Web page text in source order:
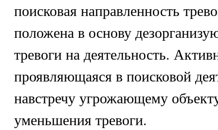
поисковая направленность
положена в основу
тревоги на деятельность.
проявляющаяся в поисковой
навстречу угрожающему
уменьшения тревоги.